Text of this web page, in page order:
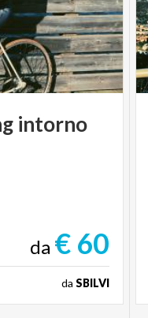
intorno
da € 60
da SBILVI